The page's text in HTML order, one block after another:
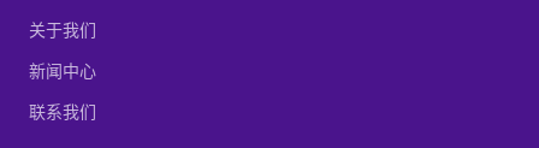
关于我们
新闻中心
联系我们